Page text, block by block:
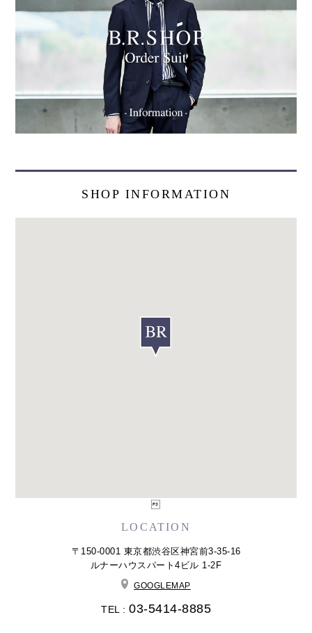
SHOP INFORMATION
LOCATION
〒150-0001 東京都渋谷区神宮前3-35-16
ルナーハウスパート4ビル 1-2F
GOOGLEMAP
TEL : 03-5414-8885